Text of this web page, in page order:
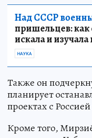
Над СССР
пришельцев: как
искала и
НАУКА
Также он
планирует
проектах с
Кроме того,